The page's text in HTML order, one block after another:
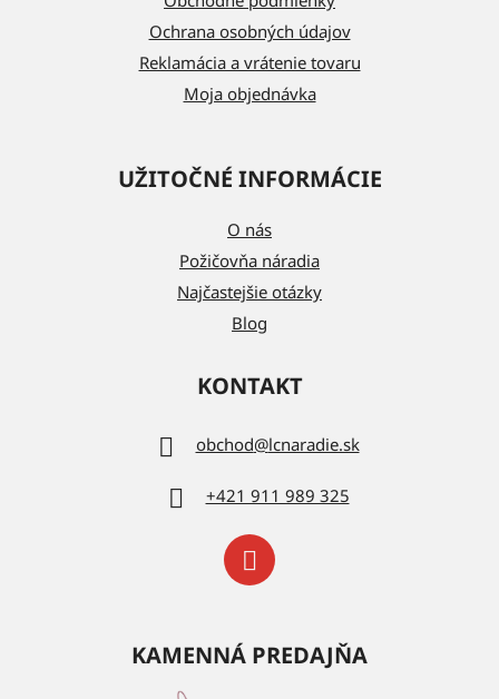
Ochrana osobných údajov
Reklamácia a vrátenie tovaru
Moja objednávka
UŽITOČNÉ INFORMÁCIE
O nás
Požičovňa náradia
Najčastejšie otázky
Blog
KONTAKT
obchod@lcnaradie.sk
+421 911 989 325
KAMENNÁ PREDAJŇA